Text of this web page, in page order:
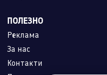
ПОЛЕЗНО
Реклама
За нас
Контакти